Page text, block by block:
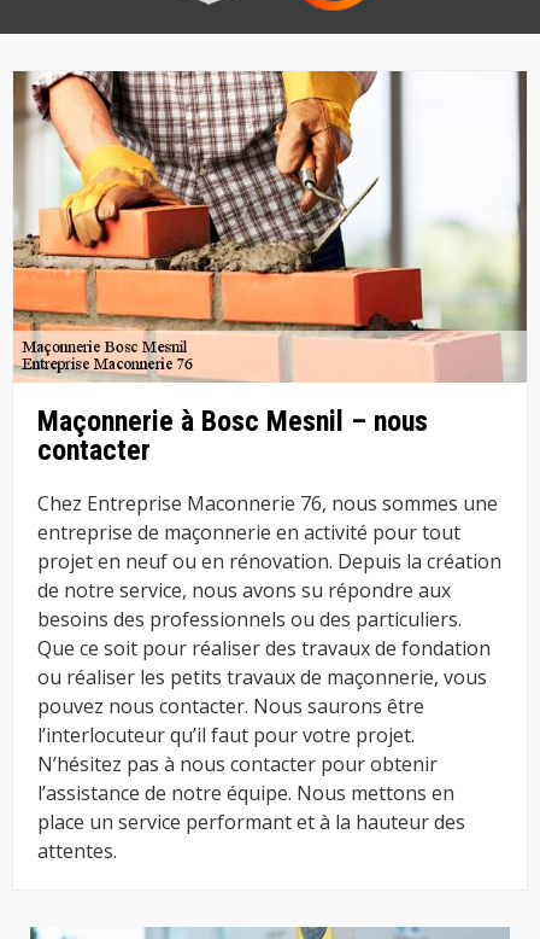
Maçonnerie à Bosc Mesnil – nous
contacter
Chez Entreprise Maconnerie 76, nous sommes une
entreprise de maçonnerie en activité pour tout
projet en neuf ou en rénovation. Depuis la création
de notre service, nous avons su répondre aux
besoins des professionnels ou des particuliers.
Que ce soit pour réaliser des travaux de fondation
ou réaliser les petits travaux de maçonnerie, vous
pouvez nous contacter. Nous saurons être
l’interlocuteur qu’il faut pour votre projet.
N’hésitez pas à nous contacter pour obtenir
l’assistance de notre équipe. Nous mettons en
place un service performant et à la hauteur des
attentes.